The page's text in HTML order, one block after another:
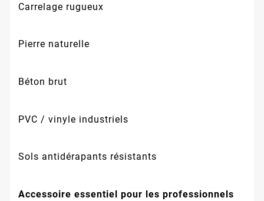
Carrelage rugueux
Pierre naturelle
Béton brut
PVC / vinyle industriels
Sols antidérapants résistants
Accessoire essentiel pour les professionnels